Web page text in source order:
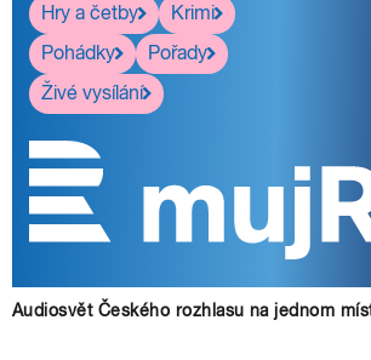
Hry a četby
Krimi
Pohádky
Pořady
Živé vysílání
Audiosvět Českého rozhlasu na jednom